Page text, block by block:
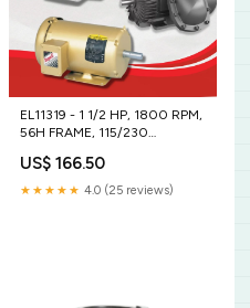
EL11319 - 1 1/2 HP, 1800 RPM,
56H FRAME, 115/230
US$ 166.50
★★★★★ 4.0 (25 reviews)